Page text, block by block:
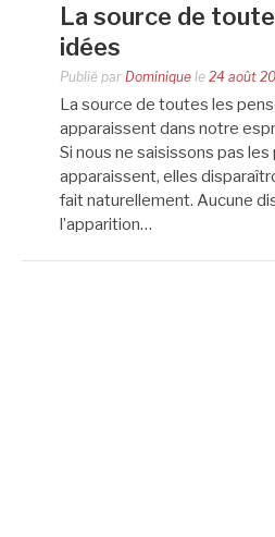
La source de
idées
Publié par Dominique le 24 août
La source de toutes les
apparaissent dans notre
Si nous ne saisissons pas
apparaissent, elles
fait naturellement. Aucune
l’apparition…